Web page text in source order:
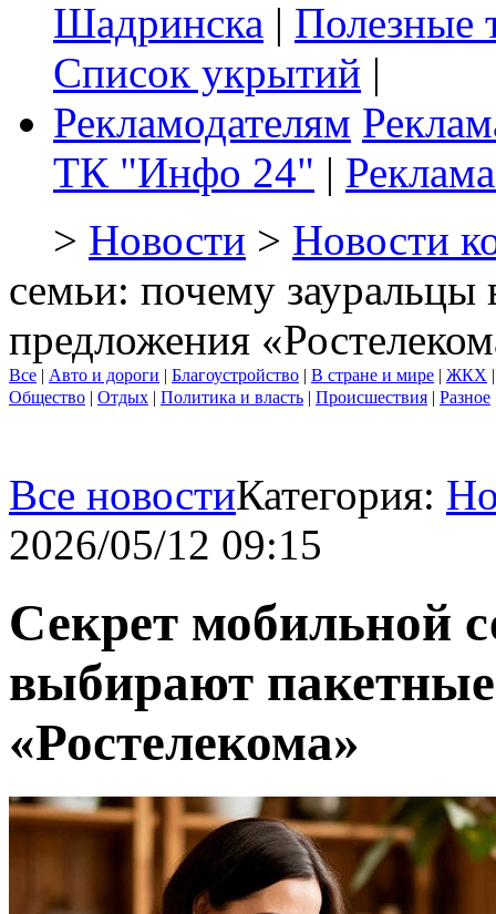
Шадринска | Полезные
Список укрытий |
Рекламодателям
ТК "Инфо 24" |
> Новости > Новости
семьи: почему
предложения
Все | Авто и дороги | Благоустройство | В стране и мире | ЖКХ
Общество | Отдых | Политика и власть | Происшествия | Разное
Все новостиКатегория:
2026/05/12 09:15
Секрет мобильной
выбирают
«Ростелекома»